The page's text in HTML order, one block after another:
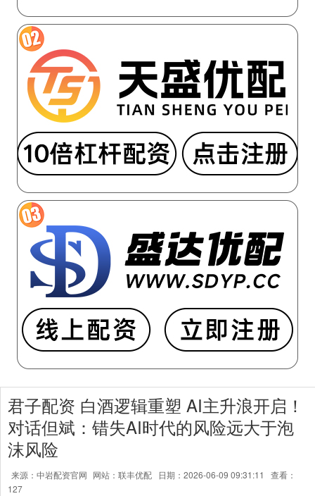
君子配资 白酒逻辑重塑 AI主升浪开启！
对话但斌：错失AI时代的风险远大于泡
沫风险
来源：中岩配资官网 网站：联丰优配 日期：2026-06-09 09:31:11
查看：
127